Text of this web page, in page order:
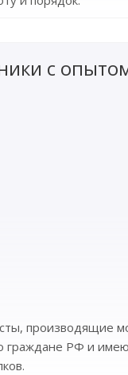
с
производящие
граждане РФ и